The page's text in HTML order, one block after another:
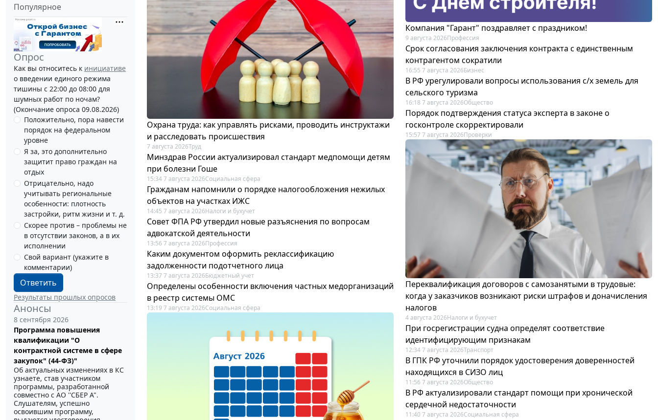
Популярное
Опрос
Как вы относитесь к инициативе
о введении единого режима
тишины с 22:00 до 08:00 для
шумных работ по ночам?
(Окончание опроса 09.08.2026)
Положительно, пора навести
порядок на федеральном
уровне
Я за, это дополнительно
защитит право граждан на
отдых
Отрицательно, надо
учитывать региональные
особенности: плотность
застройки, ритм жизни и т. д.
Скорее против – проблемы не
в отсутствии законов, а в их
исполнении
Свой вариант (укажите в
комментарии)
Ответить
Результаты прошлых опросов
Анонсы
8 сентября 2026
Программа повышения
квалификации "О
контрактной системе в сфере
закупок" (44-ФЗ)"
Об актуальных изменениях в КС
узнаете, став участником
программы, разработанной
совместно с АО ''СБЕР А".
Слушателям, успешно
освоившим программу,
Охрана труда: как управлять рисками, проводить инструктажи
и расследовать происшествия
7 августа 2026Труд
Минздрав России актуализировал стандарт медпомощи детям
при болезни Гоше
15:34 7 августа 2026Социальная сфера
Гражданам напомнили о порядке налогообложения нежилых
объектов на участках ИЖС
14:45 7 августа 2026Налоги и бухучет
Совет ФПА РФ утвердил новые разъяснения по вопросам
адвокатской деятельности
13:56 7 августа 2026Профессия
Каким документом оформить реклассификацию
задолженности подотчетного лица
13:37 7 августа 2026Бюджетный учет
Определены особенности включения частных медорганизаций
в реестр системы ОМС
13:19 7 августа 2026Социальная сфера
Компания "Гарант" поздравляет с праздником!
9 августа 2026Профессия
Срок согласования заключения контракта с единственным
контрагентом сократили
16:55 7 августа 2026Бизнес
В РФ урегулировали вопросы использования с/х земель для
сельского туризма
16:18 7 августа 2026Общество
Порядок подтверждения статуса эксперта в законе о
госконтроле скорректировали
15:57 7 августа 2026Проверки
Переквалификация договоров с самозанятыми в трудовые:
когда у заказчиков возникают риски штрафов и доначисления
налогов
4 августа 2026Налоги и бухучет
При госрегистрации судна определят соответствие
идентифицирующим признакам
12:34 7 августа 2026Транспорт
В ГПК РФ уточнили порядок удостоверения доверенностей
находящихся в СИЗО лиц
11:56 7 августа 2026Общество
В РФ актуализировали стандарт помощи при хронической
сердечной недостаточности
11:40 7 августа 2026Социальная сфера